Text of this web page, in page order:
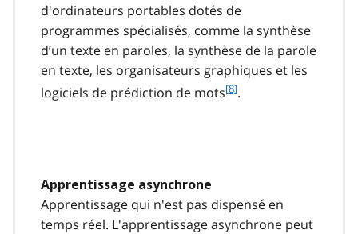
d'ordinateurs portables dotés de
programmes spécialisés, comme la synthèse
d’un texte en paroles, la synthèse de la parole
en texte, les organisateurs graphiques et les
logiciels de prédiction de motsf
e
8
[8].
Apprentissage asynchrone
Apprentissage qui n'est pas dispensé en
temps réel. L'apprentissage asynchrone peut